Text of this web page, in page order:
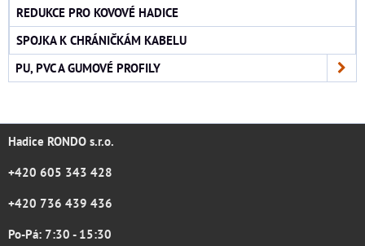
REDUKCE PRO KOVOVÉ HADICE
SPOJKA K CHRÁNIČKÁM KABELU
PU, PVC A GUMOVÉ PROFILY
Hadice RONDO s.r.o.
+420 605 343 428
+420 736 439 436
Po-Pá: 7:30 - 15:30